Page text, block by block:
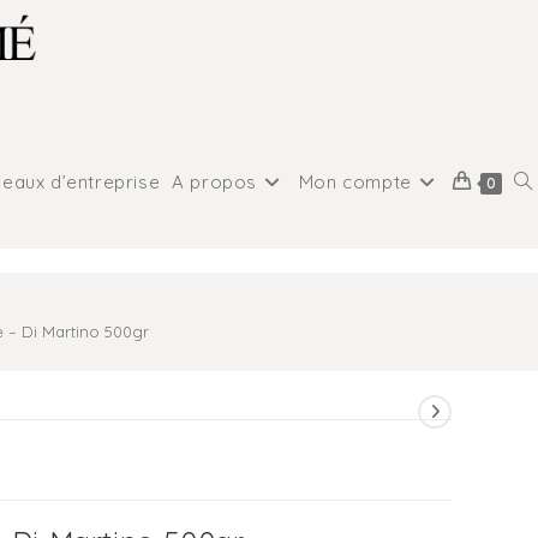
d’entreprise A propos Mon compte 0
– Di Martino 500gr